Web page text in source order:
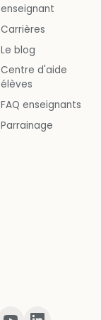
enseignant
Carrières
Le blog
Centre d'aide
élèves
FAQ enseignants
Parrainage